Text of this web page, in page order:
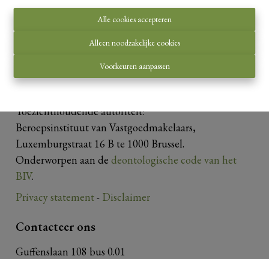
Alle cookies accepteren
Alleen noodzakelijke cookies
Voorkeuren aanpassen
Toezichthoudende autoriteit:
Beroepsinstituut van Vastgoedmakelaars,
Luxemburgstraat 16 B te 1000 Brussel.
Onderworpen aan de deontologische code van het
BIV.
Privacy statement- Disclaimer
Contacteer ons
Guffenslaan 108 bus 0.01